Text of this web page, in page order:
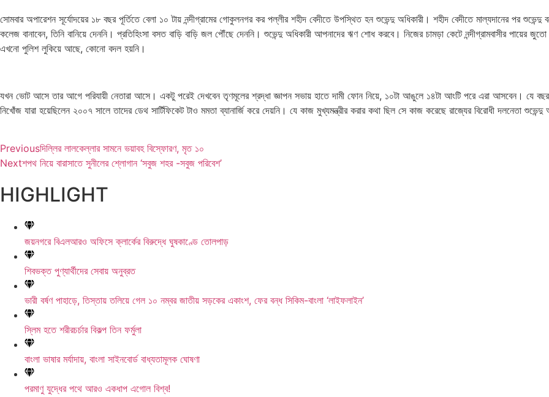
সোমবার অপারেশন সূর্যোদয়ের ১৮ বছর পূর্তিতে বেলা ১০ টায় নন্দীগ্রামের গোকুলনগর কর পল্লীর শহীদ বেদীতে উপস্থিত হন শুভেন্দু অধিকারী। শহীদ বেদীতে মাল্যদানের পর
কলেজ বানাবেন, তিনি বানিয়ে দেননি। প্রতিহিংসা বসত বাড়ি বাড়ি জল পৌঁছে দেননি। শুভেন্দু অধিকারী আপনাদের ঋণ শোধ করবে। নিজের চামড়া কেটে নন্দীগ্রামবাসীর
এখনো পুলিশ লুকিয়ে আছে, কোনো বদল হয়নি।
যখন ভোট আসে তার আগে পরিযায়ী নেতারা আসে। একটু পরেই দেখবেন তৃণমূলের শ্রদ্ধা জ্ঞাপন সভায় হাতে দামী ফোন নিয়ে, ১০টা আঙুলে ১৪টা আংটি পরে এরা আসবেন। যে
নিখোঁজ যারা হয়েছিলেন ২০০৭ সালে তাদের ডেথ সার্টিফিকেট টাও মমতা ব্যানার্জি করে দেয়নি। যে কাজ মুখ্যমন্ত্রীর করার কথা ছিল সে কাজ করেছে রাজ্যের বিরোধী দলনেতা শুভেন্দু
Previousদিল্লির লালকেল্লার সামনে ভয়াবহ বিস্ফোরণ, মৃত ১০
Nextশপথ নিয়ে বারাসাতে সুনীলের শ্লোগান ‘সবুজ শহর -সবুজ পরিবেশ’
HIGHLIGHT
জয়নগরে বিএলআরও অফিসে ক্লার্কের বিরুদ্ধে ঘুষকাণ্ডে তোলপাড়
শিবভক্ত পুণ্যার্থীদের সেবায় অনুব্রত
ভারী বর্ষণ পাহাড়ে, তিস্তায় তলিয়ে গেল ১০ নম্বর জাতীয় সড়কের একাংশ, ফের বন্ধ সিকিম-বাংলা ‘লাইফলাইন’
স্লিম হতে শরীরচর্চার বিকল্প তিন ফর্মুলা
বাংলা ভাষার মর্যাদায়, বাংলা সাইনবোর্ড বাধ্যতামূলক ঘোষণা
পরমাণু যুদ্ধের পথে আরও একধাপ এগোল বিশ্ব!